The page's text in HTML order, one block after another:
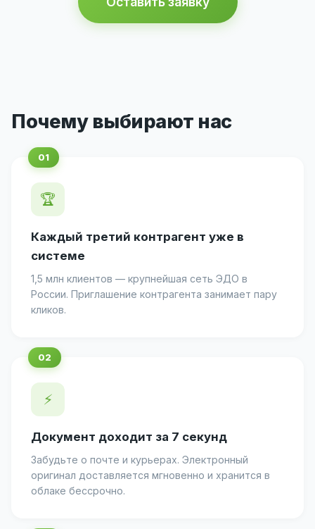
Почему выбирают нас
🏆
Каждый третий контрагент уже в
системе
1,5 млн клиентов — крупнейшая сеть ЭДО в
России. Приглашение контрагента занимает пару
кликов.
⚡
Документ доходит за 7 секунд
Забудьте о почте и курьерах. Электронный
оригинал доставляется мгновенно и хранится в
облаке бессрочно.